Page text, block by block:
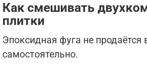
Как смешивать
плитки
Эпоксидная фуга не продаётся
самостоятельно.